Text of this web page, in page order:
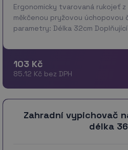
Ergonomicky tvarovaná rukojeť
měkčenou pryžovou úchopovou
parametry: Délka 32cm
103 Kč
85.12 Kč bez DPH
Zahradní vypichovač
délka